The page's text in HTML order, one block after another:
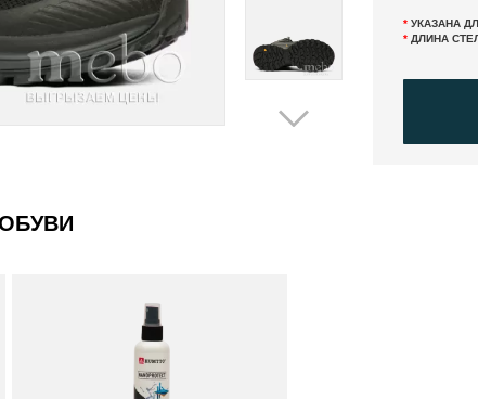
* УКАЗАНА
* ДЛИНА